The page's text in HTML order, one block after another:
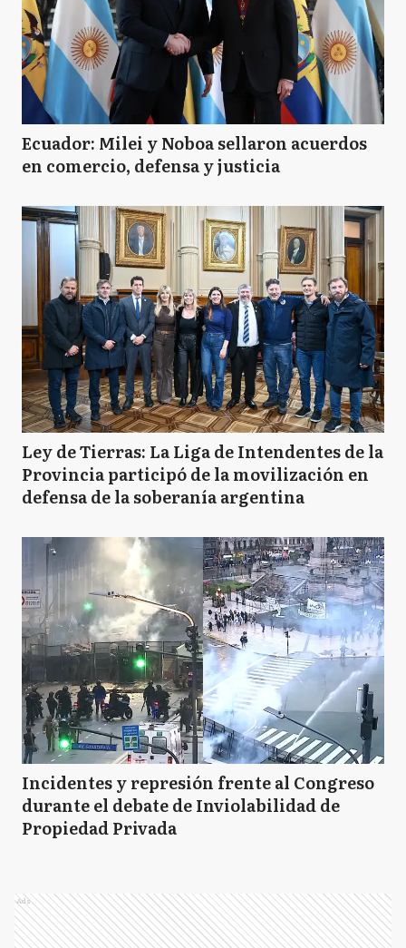
Ecuador: Milei y Noboa sellaron acuerdos
en comercio, defensa y justicia
Ley de Tierras: La Liga de Intendentes de la
Provincia participó de la movilización en
defensa de la soberanía argentina
Incidentes y represión frente al Congreso
durante el debate de Inviolabilidad de
Propiedad Privada
Ads